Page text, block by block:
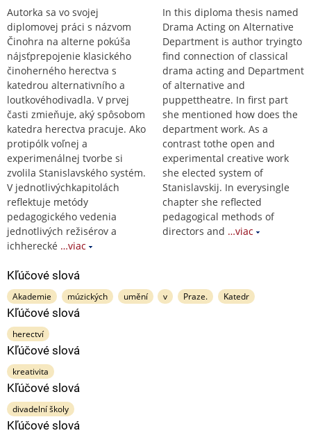
Autorka sa vo svojej
diplomovej práci s názvom
Činohra na alterne pokúša
nájsťprepojenie klasického
činoherného herectva s
katedrou alternativního a
loutkovéhodivadla. V prvej
časti zmieňuje, aký spôsobom
katedra herectva pracuje. Ako
protipólk voľnej a
experimenálnej tvorbe si
zvolila Stanislavského systém.
V jednotlivýchkapitolách
reflektuje metódy
pedagogického vedenia
jednotlivých režisérov a
ichherecké …viac
In this diploma thesis named
Drama Acting on Alternative
Department is author tryingto
find connection of classical
drama acting and Department
of alternative and
puppettheatre. In first part
she mentioned how does the
department work. As a
contrast tothe open and
experimental creative work
she elected system of
Stanislavskij. In everysingle
chapter she reflected
pedagogical methods of
directors and …viac
Kľúčové slová
Akademie múzických umění v Praze. Katedr
Kľúčové slová
herectví
Kľúčové slová
kreativita
Kľúčové slová
divadelní školy
Kľúčové slová